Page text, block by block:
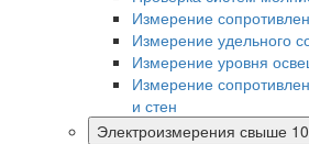
Измерение
Измерение удельного
Измерение уровня
Измерение
и стен
Электроизмерения свыше